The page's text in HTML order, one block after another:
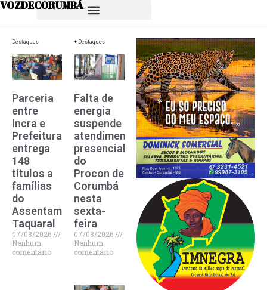
VOZDECORUMBÁ
Destaques
Parceria
entre
Incra e
Prefeitura
entrega
148
títulos a
famílias
do
Assentamento
Taquaral
07/08/2026
Nenhum
comentário
+ Destaques
Falta de
energia
suspende
atendimento
presencial
do
Procon de
Corumbá
nesta
sexta-
feira
07/08/2026
Nenhum
comentário